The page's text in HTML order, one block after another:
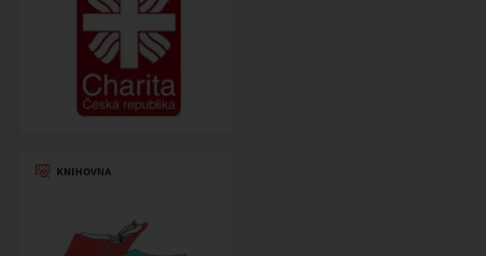
KNIHOVNA